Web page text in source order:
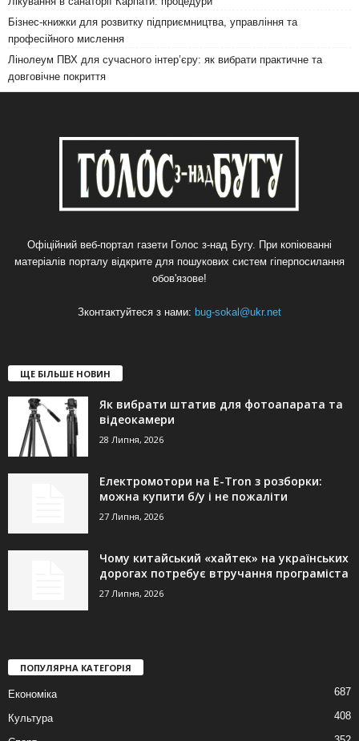
Бізнес-книжки для розвитку підприємництва, управління та
професійного мислення
Лінолеум ПВХ для сучасного інтер’єру: як вибрати практичне та
довговічне покриття
Офіційний веб-портал газети Голос з-над Бугу. При копіюванні
матеріалів порталу відкрите для пошукових систем гіперпосилання
обов'язове!
Зконтактуйтеся з нами: bug-sokal@ukr.net
ЩЕ БІЛЬШЕ НОВИН
Як вибрати штатив для фотоапарата та
відеокамери
28 Липня, 2026
Електромотори на E-Tron з розборки:
можна купити б/у і не пожаліти
27 Липня, 2026
Чому китайський «хайтек» на українських
дорогах потребує втручання програміста
27 Липня, 2026
ПОПУЛЯРНА КАТЕГОРІЯ
Економіка 687
Культура 408